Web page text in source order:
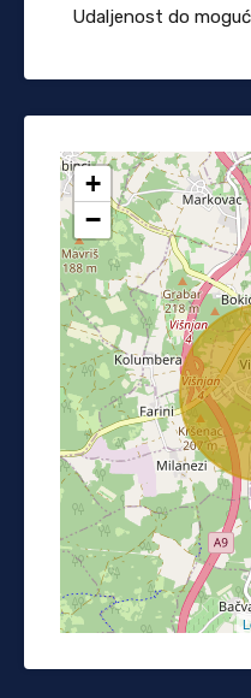
Udaljenost do
+
−